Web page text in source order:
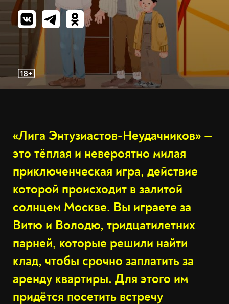
«Лига Энтузиастов-Неудачников» —
это тёплая и невероятно милая
приключенческая игра, действие
которой происходит в залитой
солнцем Москве. Вы играете за
Витю и Володю, тридцатилетних
парней, которые решили найти
клад, чтобы срочно заплатить за
аренду квартиры. Для этого им
придётся посетить встречу